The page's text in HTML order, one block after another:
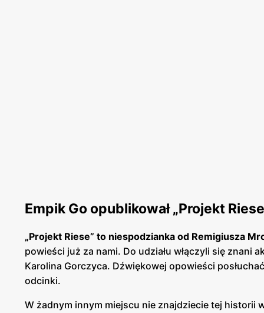
Empik Go opublikował „Projekt
„Projekt Riese” to niespodzianka od Remigiusza
powieści już za nami. Do udziału włączyli się znani
Karolina Gorczyca. Dźwiękowej opowieści
odcinki.
W żadnym innym miejscu nie znajdziecie tej historii